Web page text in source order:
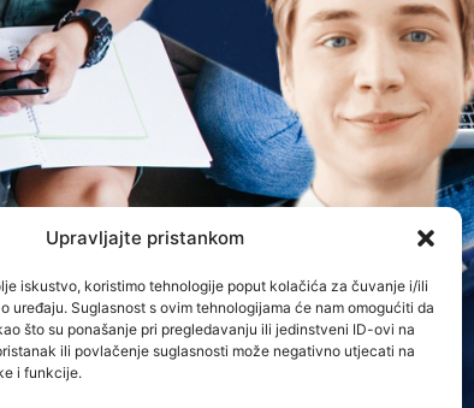
Upravljajte pristankom
iskustvo, koristimo tehnologije poput kolačića za čuvanje i/ili
uređaju. Suglasnost s ovim tehnologijama će nam omogućiti da
što su ponašanje pri pregledavanju ili jedinstveni ID-ovi na
ili povlačenje suglasnosti može negativno utjecati na
i funkcije.